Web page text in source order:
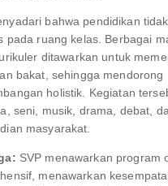
bahwa pendidikan
pada ruang kelas. Berbagai
ditawarkan untuk
bakat, sehingga mendorong
holistik. Kegiatan
seni, musik, drama, debat,
masyarakat.
SVP menawarkan program
menawarkan